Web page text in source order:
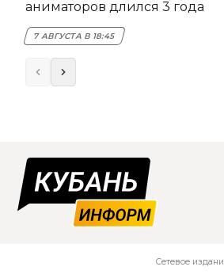
аниматоров длился 3 года
7 АВГУСТА В 18:45
Сетевое